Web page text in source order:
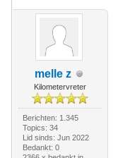
melle z
Kilometervreter
Berichten: 1.345
Topics: 34
Lid sinds: Jun 2022
Bedankt: 0